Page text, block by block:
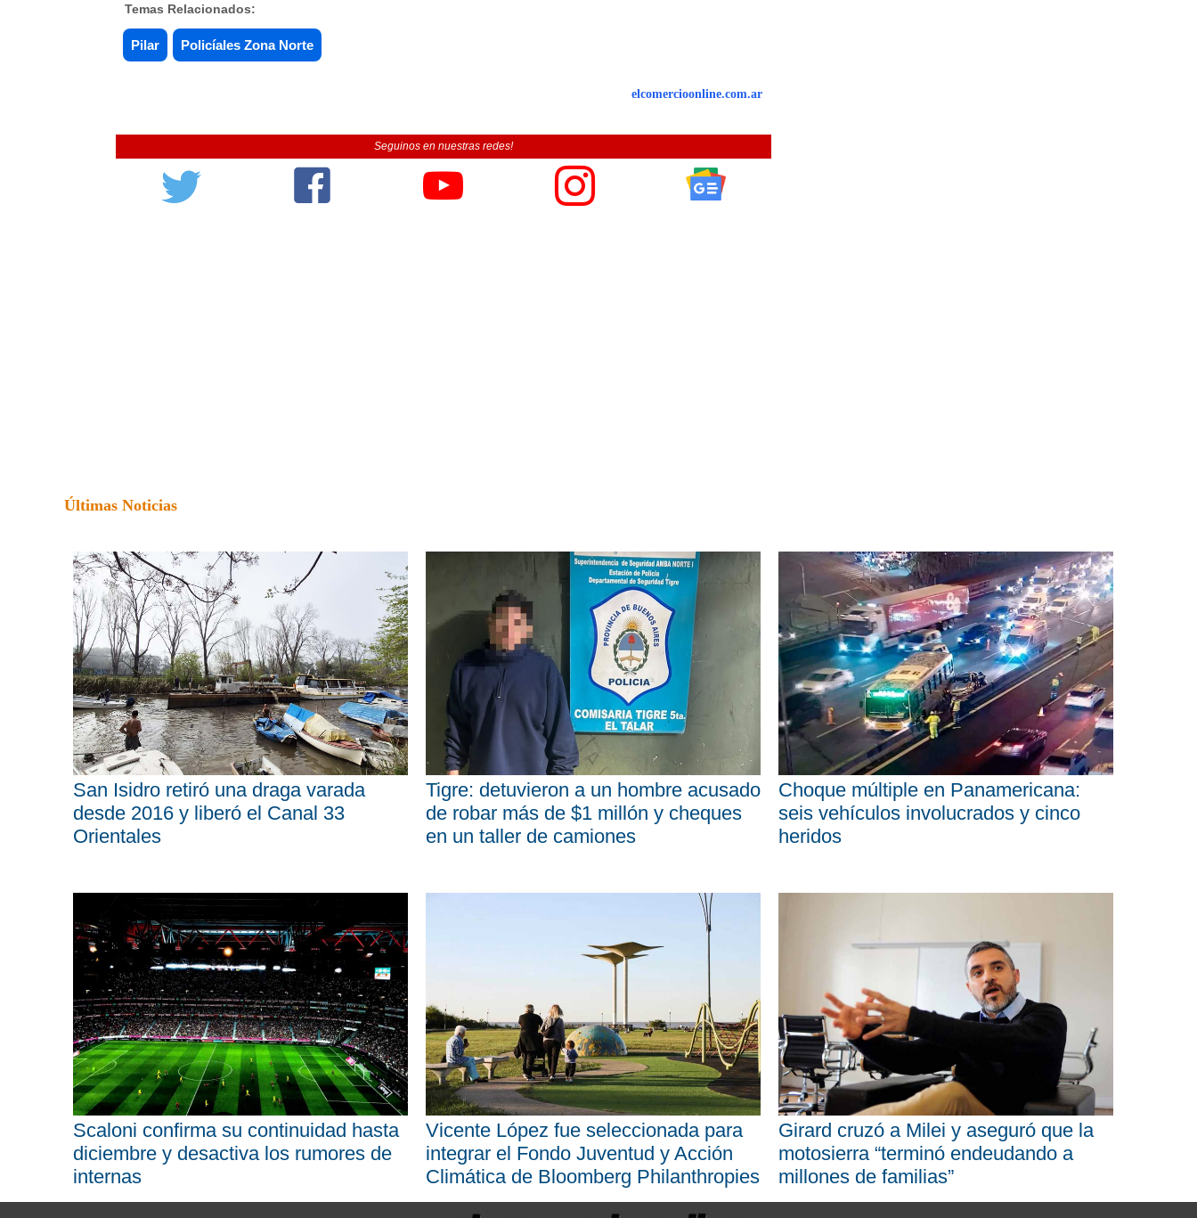
Temas Relacionados:
Pilar Policíales Zona Norte
elcomercioonline.com.ar
Seguinos en nuestras redes!
Últimas Noticias
San Isidro retiró una draga varada
desde 2016 y liberó el Canal 33
Orientales
Tigre: detuvieron a un hombre acusado
de robar más de $1 millón y cheques
en un taller de camiones
Choque múltiple en Panamericana:
seis vehículos involucrados y cinco
heridos
Scaloni confirma su continuidad hasta
diciembre y desactiva los rumores de
internas
Vicente López fue seleccionada para
integrar el Fondo Juventud y Acción
Climática de Bloomberg Philanthropies
Girard cruzó a Milei y aseguró que la
motosierra “terminó endeudando a
millones de familias”